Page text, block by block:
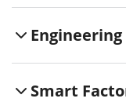
Smart